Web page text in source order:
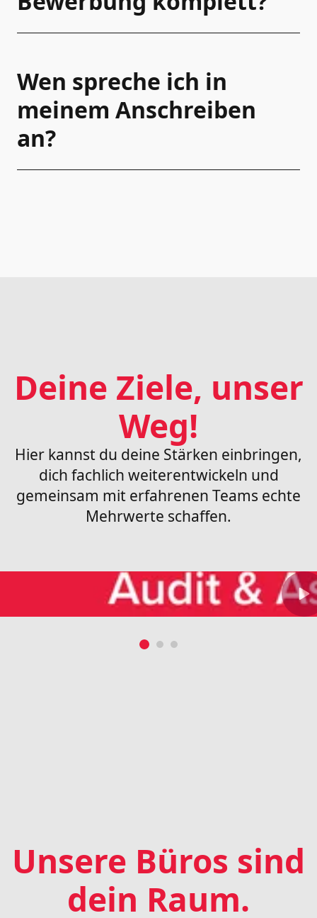
Wen spreche ich in
meinem Anschreiben
an?
Deine Ziele, unser
Weg!
Hier kannst du deine Stärken einbringen,
dich fachlich weiterentwickeln und
gemeinsam mit erfahrenen Teams echte
Mehrwerte schaffen.
Unsere Büros sind
dein Raum.